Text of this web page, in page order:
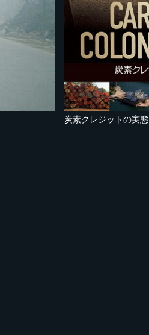
炭素クレジットの実態